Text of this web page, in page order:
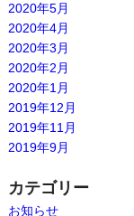
2020年5月
2020年4月
2020年3月
2020年2月
2020年1月
2019年12月
2019年11月
2019年9月
カテゴリー
お知らせ